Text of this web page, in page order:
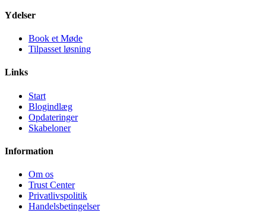
Ydelser
Book et Møde
Tilpasset løsning
Links
Start
Blogindlæg
Opdateringer
Skabeloner
Information
Om os
Trust Center
Privatlivspolitik
Handelsbetingelser